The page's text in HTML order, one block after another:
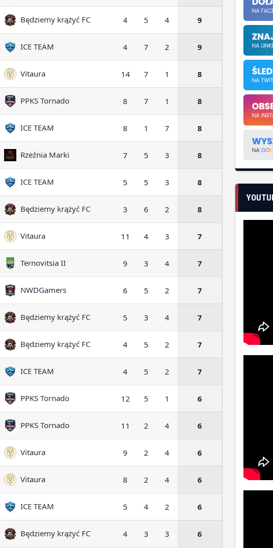
Będziemy krążyć FC 4 5 4 9
ICE TEAM 4 7 2 9
Vitaura 14 7 1 8
PPKS Tornado 8 7 1 8
ICE TEAM 8 1 7 8
Rzeźnia Marki 7 5 3 8
ICE TEAM 5 5 3 8
Będziemy krążyć FC 3 6 2 8
Vitaura 11 4 3 7
Ternovitsia II 9 3 4 7
NWDGamers 6 5 2 7
Będziemy krążyć FC 5 3 4 7
Będziemy krążyć FC 4 5 2 7
ICE TEAM 4 5 2 7
PPKS Tornado 12 5 1 6
PPKS Tornado 11 2 4 6
Vitaura 9 2 4 6
Vitaura 8 2 4 6
ICE TEAM 5 4 2 6
Będziemy krążyć FC 4 3 3 6